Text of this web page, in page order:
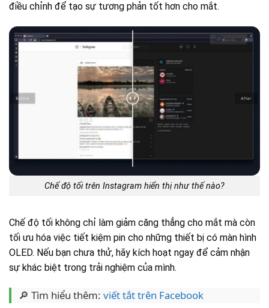
điều chỉnh để tạo sự tương phản tốt hơn cho mắt.
Chế độ tối trên Instagram hiển thị như thế nào?
Chế độ tối không chỉ làm giảm căng thẳng cho mắt mà còn
tối ưu hóa việc tiết kiệm pin cho những thiết bị có màn hình
OLED. Nếu bạn chưa thử, hãy kích hoạt ngay để cảm nhận
sự khác biệt trong trải nghiệm của mình.
🔎 Tìm hiểu thêm: viết tắt trên Facebook